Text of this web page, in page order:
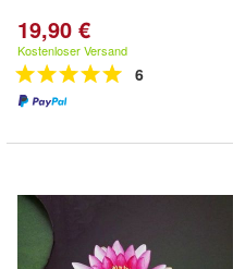
19,90 €
Kostenloser Versand
6